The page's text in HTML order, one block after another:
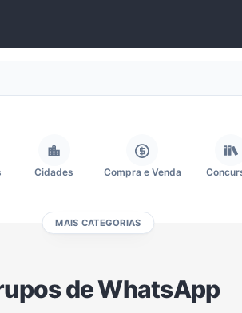
Cidades Compra e Venda
Moda e Beleza
MAIS CATEGORIAS
de WhatsApp